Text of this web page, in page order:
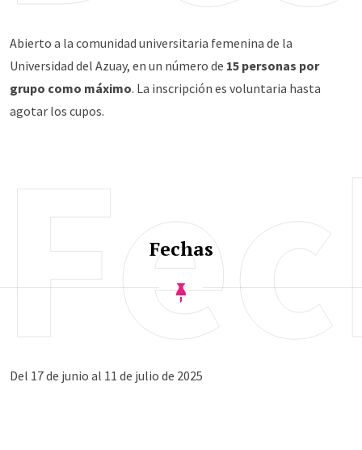
Abierto a la comunidad universitaria femenina de la
Universidad del Azuay, en un número de 15 personas por
grupo como máximo. La inscripción es voluntaria hasta
agotar los cupos.
Fechas
Del 17 de junio al 11 de julio de 2025